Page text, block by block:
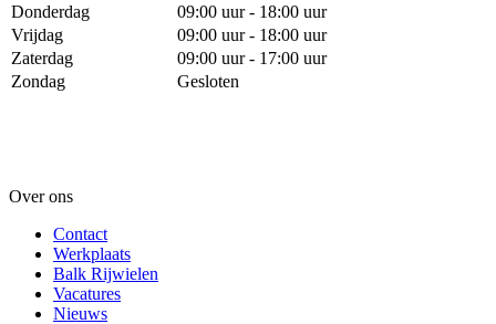
Donderdag
09:00 uur - 18:00 uur
Vrijdag
09:00 uur - 18:00 uur
Zaterdag
09:00 uur - 17:00 uur
Zondag
Gesloten
Over ons
Contact
Werkplaats
Balk Rijwielen
Vacatures
Nieuws